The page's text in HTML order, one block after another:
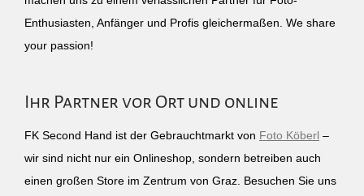
Enthusiasten, Anfänger und Profis gleichermaßen. We share
your passion!
Ihr Partner vor Ort und online
FK Second Hand ist der Gebrauchtmarkt von Foto Köberl –
wir sind nicht nur ein Onlineshop, sondern betreiben auch
einen großen Store im Zentrum von Graz. Besuchen Sie uns